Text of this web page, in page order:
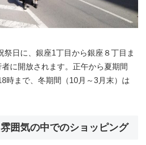
祭日に、銀座1丁目から銀座８丁目ま
に開放されます。正午から夏期間
時まで、冬期間（10月～3月末）は
囲気の中でのショッピング